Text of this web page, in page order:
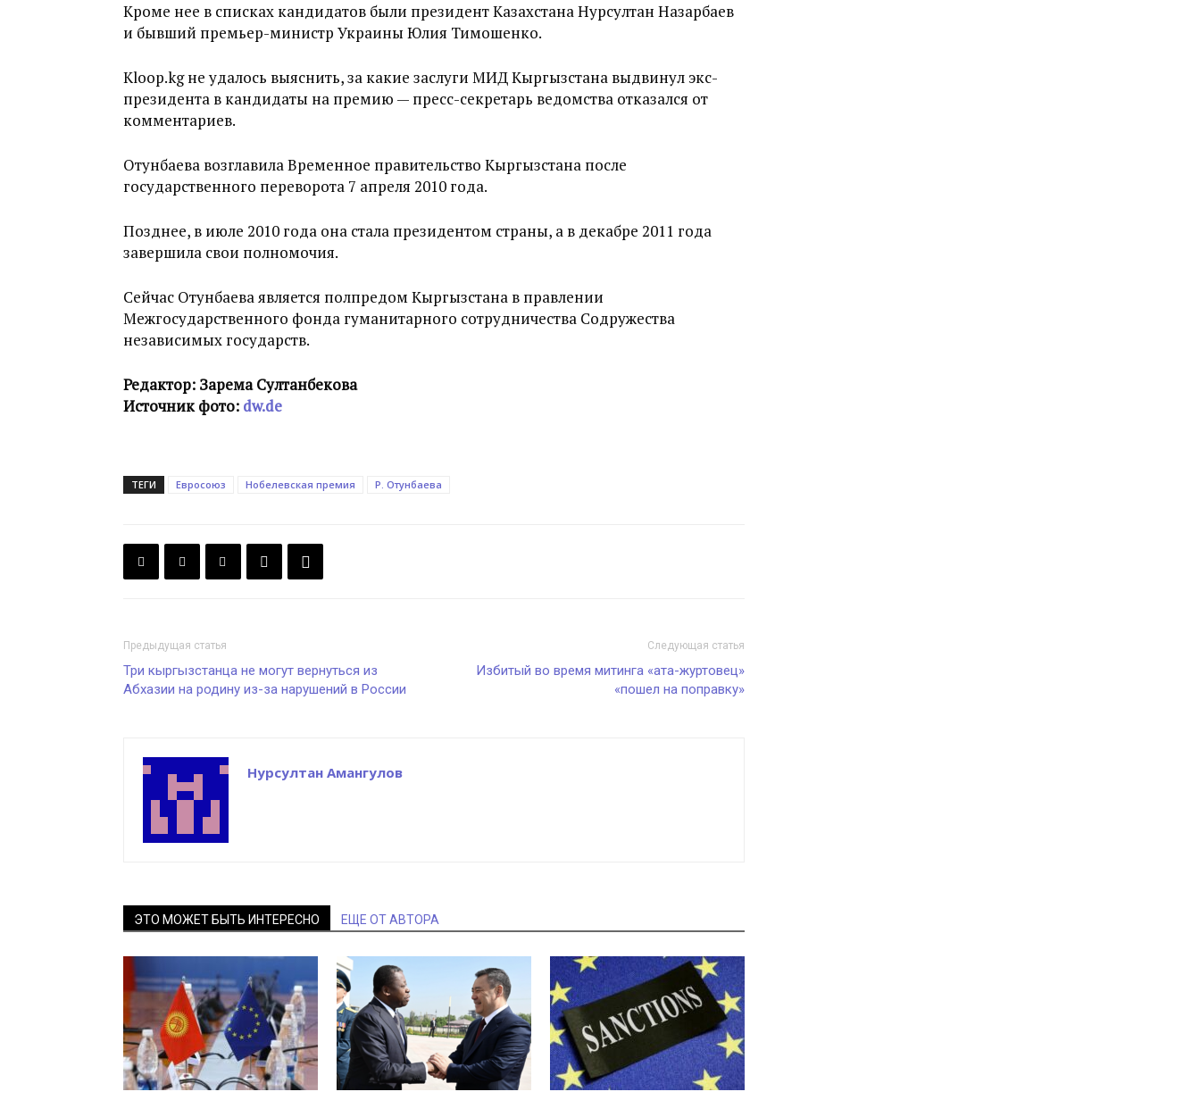
Кроме нее в списках кандидатов были президент Казахстана Нурсултан Назарбаев
и бывший премьер-министр Украины Юлия Тимошенко.
Kloop.kg не удалось выяснить, за какие заслуги МИД Кыргызстана выдвинул экс-
президента в кандидаты на премию — пресс-секретарь ведомства отказался от
комментариев.
Отунбаева возглавила Временное правительство Кыргызстана после
государственного переворота 7 апреля 2010 года.
Позднее, в июле 2010 года она стала президентом страны, а в декабре 2011 года
завершила свои полномочия.
Сейчас Отунбаева является полпредом Кыргызстана в правлении
Межгосударственного фонда гуманитарного сотрудничества Содружества
независимых государств.
Редактор: Зарема Султанбекова
Источник фото: dw.de
ТЕГИ Евросоюз Нобелевская премия Р. Отунбаева
Предыдущая статья
Три кыргызстанца не могут вернуться из
Абхазии на родину из-за нарушений в России
Следующая статья
Избитый во время митинга «ата-журтовец»
«пошел на поправку»
Нурсултан Амангулов
ЭТО МОЖЕТ БЫТЬ ИНТЕРЕСНО ЕЩЕ ОТ АВТОРА